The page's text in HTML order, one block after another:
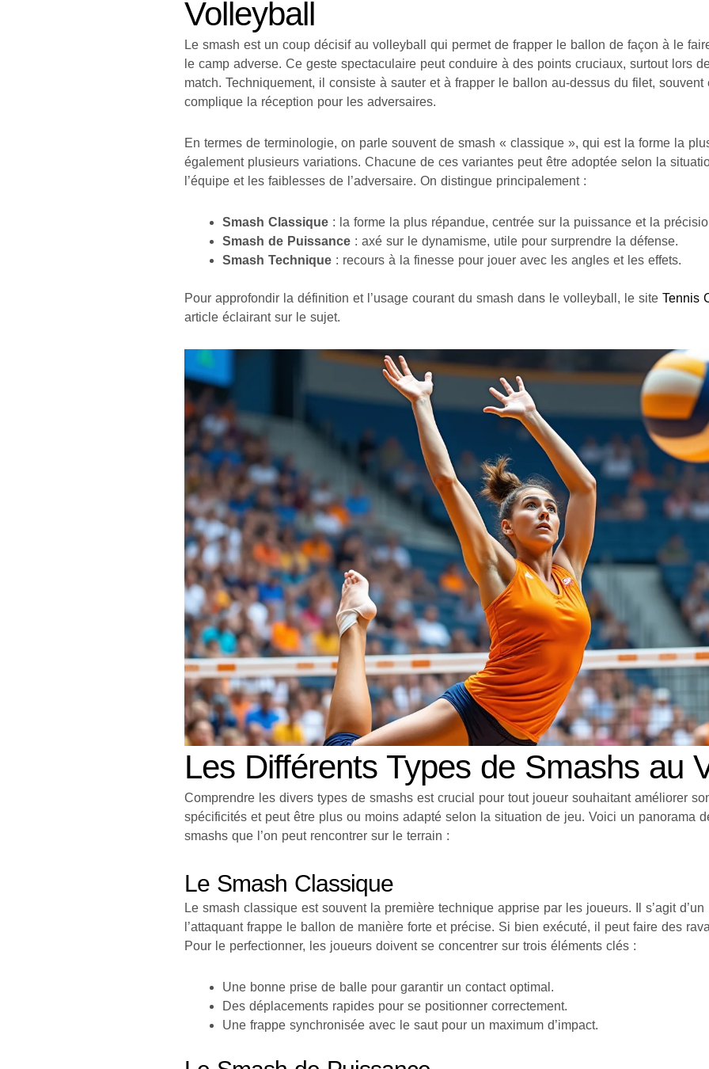
Volleyball
Le smash est un coup décisif au volleyball qui permet de frapper le ballon de façon à le
le camp adverse. Ce geste spectaculaire peut conduire à des points cruciaux, surtout lors
match. Techniquement, il consiste à sauter et à frapper le ballon au-dessus du filet,
complique la réception pour les adversaires.
En termes de terminologie, on parle souvent de smash « classique », qui est la forme la
également plusieurs variations. Chacune de ces variantes peut être adoptée selon la
l’équipe et les faiblesses de l’adversaire. On distingue principalement :
Smash Classique : la forme la plus répandue, centrée sur la puissance et la
Smash de Puissance : axé sur le dynamisme, utile pour surprendre la défense.
Smash Technique : recours à la finesse pour jouer avec les angles et les effets.
Pour approfondir la définition et l’usage courant du smash dans le volleyball, le site Tennis
article éclairant sur le sujet.
Les Différents Types de Smashs au
Comprendre les divers types de smashs est crucial pour tout joueur souhaitant améliorer
spécificités et peut être plus ou moins adapté selon la situation de jeu. Voici un panorama
smashs que l’on peut rencontrer sur le terrain :
Le Smash Classique
Le smash classique est souvent la première technique apprise par les joueurs. Il s’agit
l’attaquant frappe le ballon de manière forte et précise. Si bien exécuté, il peut faire des
Pour le perfectionner, les joueurs doivent se concentrer sur trois éléments clés :
Une bonne prise de balle pour garantir un contact optimal.
Des déplacements rapides pour se positionner correctement.
Une frappe synchronisée avec le saut pour un maximum d’impact.